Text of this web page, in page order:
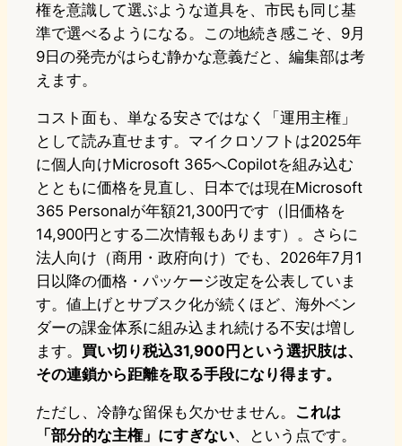
権を意識して選ぶような道具を、市民も同じ基
準で選べるようになる。この地続き感こそ、9月
9日の発売がはらむ静かな意義だと、編集部は考
えます。
コスト面も、単なる安さではなく「運用主権」
として読み直せます。マイクロソフトは2025年
に個人向けMicrosoft 365へCopilotを組み込む
とともに価格を見直し、日本では現在Microsoft
365 Personalが年額21,300円です（旧価格を
14,900円とする二次情報もあります）。さらに
法人向け（商用・政府向け）でも、2026年7月1
日以降の価格・パッケージ改定を公表していま
す。値上げとサブスク化が続くほど、海外ベン
ダーの課金体系に組み込まれ続ける不安は増し
ます。 買い切り税込31,900円という選択肢は、
その連鎖から距離を取る手段になり得ます。
ただし、冷静な留保も欠かせません。 これは
「部分的な主権」にすぎない、という点です。